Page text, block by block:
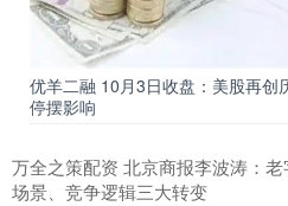
优羊二融 10月3日收盘：美股再创
停摆影响
万全之策配资 北京商报李波涛：
场景、竞争逻辑三大转变